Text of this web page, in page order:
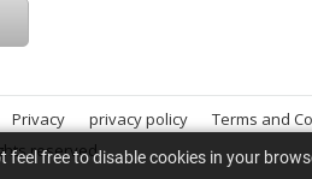
Privacy privacy policy
Terms and
reserved.
feel free to disable cookies in your